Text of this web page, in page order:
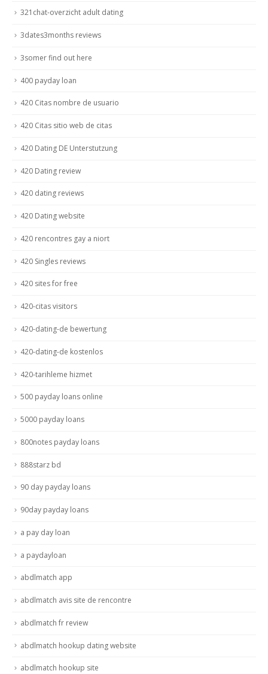
321chat-overzicht adult dating
3dates3months reviews
3somer find out here
400 payday loan
420 Citas nombre de usuario
420 Citas sitio web de citas
420 Dating DE Unterstutzung
420 Dating review
420 dating reviews
420 Dating website
420 rencontres gay a niort
420 Singles reviews
420 sites for free
420-citas visitors
420-dating-de bewertung
420-dating-de kostenlos
420-tarihleme hizmet
500 payday loans online
5000 payday loans
800notes payday loans
888starz bd
90 day payday loans
90day payday loans
a pay day loan
a paydayloan
abdlmatch app
abdlmatch avis site de rencontre
abdlmatch fr review
abdlmatch hookup dating website
abdlmatch hookup site